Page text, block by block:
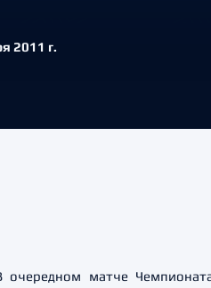
2011 г.
очередном матче